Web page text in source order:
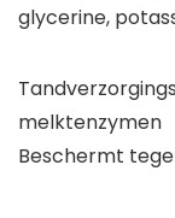
glycerine,
melktenzymen
Beschermt